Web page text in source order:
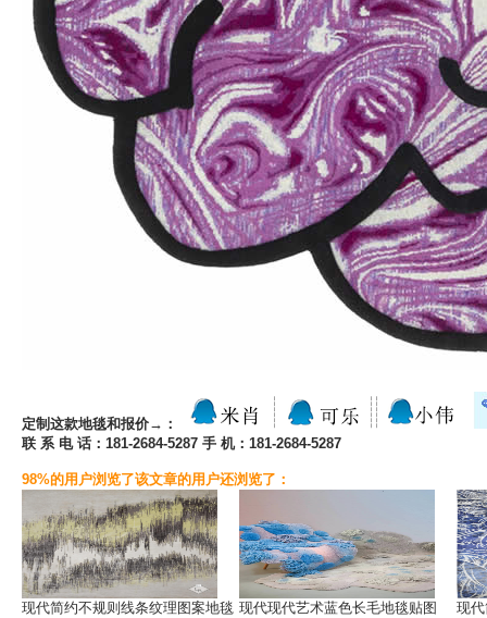
定制这款地毯和报价→：
联 系 电 话：181-2684-5287 手 机：181-2684-5287
98%的用户浏览了该文章的用户还浏览了：
现代简约不规则线条纹理图案地毯 现代现代艺术蓝色长毛地毯贴图 现